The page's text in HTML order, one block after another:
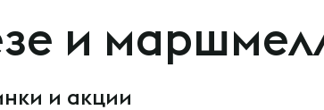
и
и акции